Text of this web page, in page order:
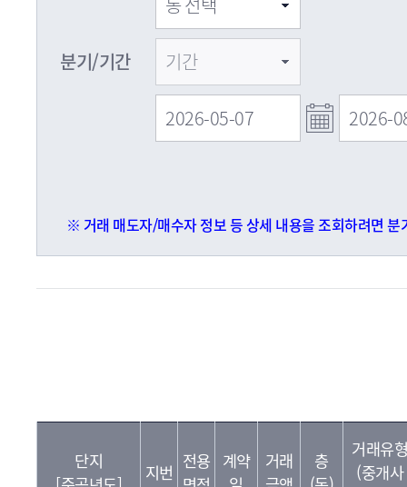
분기/기간
※ 거래 매도자/매수자 정보 등 상세 내용을 조회하려면
단지
지번 전용 계약
거래
층
거래유형
(중개사